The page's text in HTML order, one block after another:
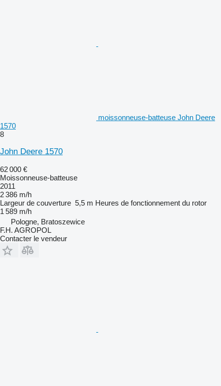
moissonneuse-batteuse John Deere
1570
8
John Deere 1570
62 000 €
Moissonneuse-batteuse
2011
2 386 m/h
Largeur de couverture 5,5 m Heures de fonctionnement du rotor
1 589 m/h
Pologne, Bratoszewice
F.H. AGROPOL
Contacter le vendeur